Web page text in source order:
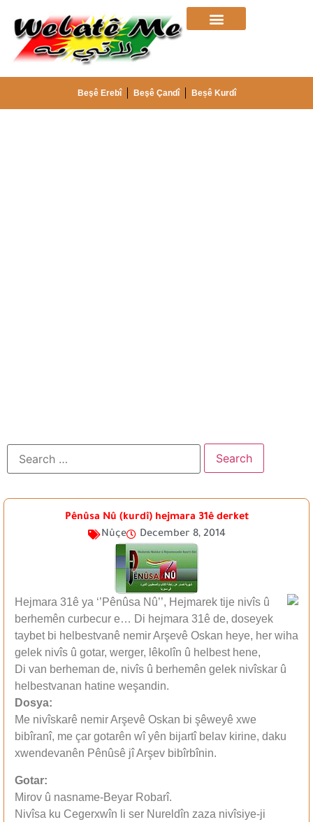
Beşê Erebî Beşê Çandî Beșê Kurdî
Pênûsa Nû (kurdî) hejmara 31ê derket
Nûçe
December 8, 2014
Hejmara 31ê ya ‘’Pênûsa Nû’’, Hejmarek tije nivîs û
berhemên curbecur e… Di hejmara 31ê de, doseyek
taybet bi helbestvanê nemir Arşevê Oskan heye, her wiha
gelek nivîs û gotar, werger, lêkolîn û helbest hene,
Di van berheman de, nivîs û berhemên gelek nivîskar û
helbestvanan hatine weşandin.
Dosya:
Me nivîskarê nemir Arşevê Oskan bi şêweyê xwe
bibîranî, me çar gotarên wî yên bijartî belav kirine, daku
xwendevanên Pênûsê jî Arşev bibîrbînin.
Gotar:
Mirov û nasname-Beyar Robarî.
Nivîsa ku Cegerxwîn li ser Nureldîn zaza nivîsiye-ji